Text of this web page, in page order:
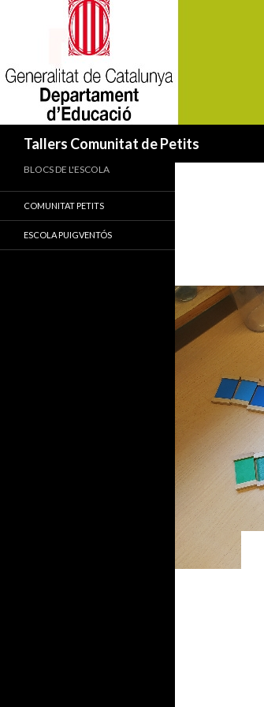
Tallers Comunitat de Petits
BLOCS DE L'ESCOLA
COMUNITAT PETITS
ESCOLA PUIGVENTÓS